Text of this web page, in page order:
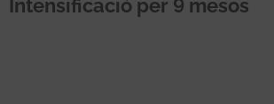
Intensificació per 9 mesos